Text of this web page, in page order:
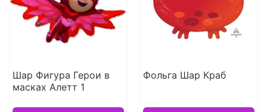
Шар Фигура Герои в
масках Алетт 1
Фольга Шар Краб